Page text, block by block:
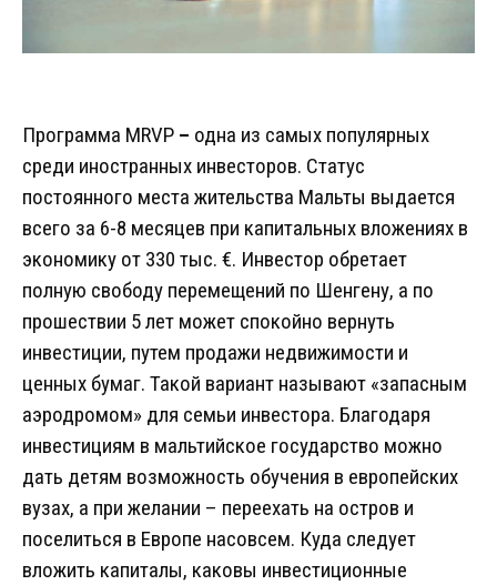
Программа MRVP – одна из самых популярных
среди иностранных инвесторов. Статус
постоянного места жительства Мальты выдается
всего за 6-8 месяцев при капитальных вложениях в
экономику от 330 тыс. €. Инвестор обретает
полную свободу перемещений по Шенгену, а по
прошествии 5 лет может спокойно вернуть
инвестиции, путем продажи недвижимости и
ценных бумаг. Такой вариант называют «запасным
аэродромом» для семьи инвестора. Благодаря
инвестициям в мальтийское государство можно
дать детям возможность обучения в европейских
вузах, а при желании – переехать на остров и
поселиться в Европе насовсем. Куда следует
вложить капиталы, каковы инвестиционные